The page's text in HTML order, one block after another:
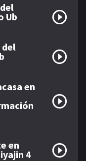
Ub
del
en
en
4